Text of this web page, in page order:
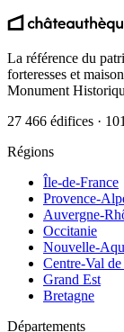
La référence du
forteresses et
Monument
27 466 édifices ·
Régions
Île-de-France
Provence-
Auvergne-
Occitanie
Nouvelle-
Centre-Val
Grand Est
Bretagne
Départements